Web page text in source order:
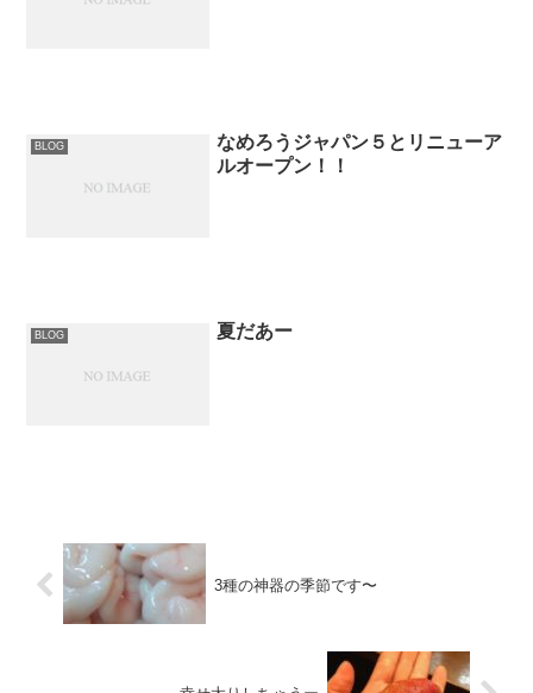
BLOG
なめろうジャパン５とリニューア
ルオープン！！
BLOG 夏だあー
3種の神器の季節です〜